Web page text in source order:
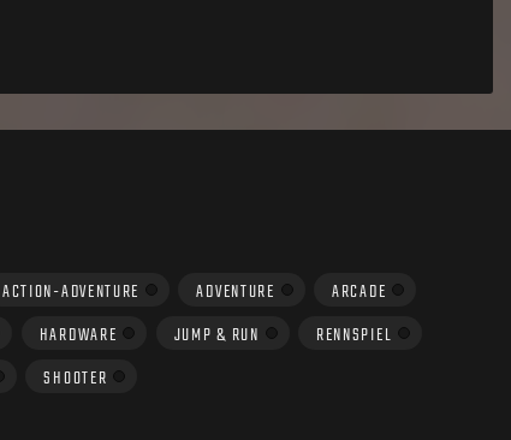
ACTION-ADVENTURE ADVENTURE
ARCADE
HARDWARE JUMP & RUN
RENNSPIEL
SHOOTER